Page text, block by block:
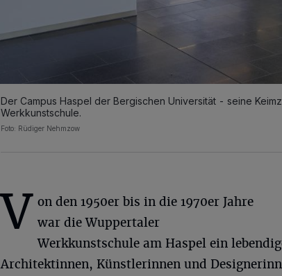
Der Campus Haspel der Bergischen Universität - seine
Werkkunstschule.
Foto: Rüdiger Nehmzow
V on den 1950er bis in die 1970er Jahre
war die Wuppertaler
Werkkunstschule am Haspel ein
Architektinnen, Künstlerinnen und